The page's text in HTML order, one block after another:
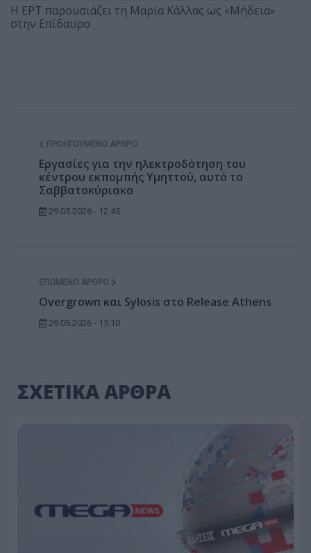
Η ΕΡΤ παρουσιάζει τη Μαρία Κάλλας ως «Μήδεια»
στην Επίδαυρο
ΠΡΟΗΓΟΎΜΕΝΟ ΆΡΘΡΟ
Εργασίες για την ηλεκτροδότηση του
κέντρου εκπομπής Υμηττού, αυτό το
Σαββατοκύριακο
29.05.2026 - 12:45
ΕΠΌΜΕΝΟ ΆΡΘΡΟ
Overgrown και Sylosis στο Release Athens
29.05.2026 - 15:10
ΣΧΕΤΙΚΑ ΑΡΘΡΑ